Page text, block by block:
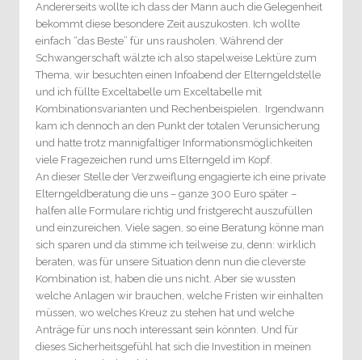
Andererseits wollte ich dass der Mann auch die Gelegenheit
bekommt diese besondere Zeit auszukosten. Ich wollte
einfach “das Beste” für uns rausholen. Während der
Schwangerschaft wälzte ich also stapelweise Lektüre zum
Thema, wir besuchten einen Infoabend der Elterngeldstelle
und ich füllte Exceltabelle um Exceltabelle mit
Kombinationsvarianten und Rechenbeispielen. Irgendwann
kam ich dennoch an den Punkt der totalen Verunsicherung
und hatte trotz mannigfaltiger Informationsmöglichkeiten
viele Fragezeichen rund ums Elterngeld im Kopf.
An dieser Stelle der Verzweiflung engagierte ich eine private
Elterngeldberatung die uns – ganze 300 Euro später –
halfen alle Formulare richtig und fristgerecht auszufüllen
und einzureichen. Viele sagen, so eine Beratung könne man
sich sparen und da stimme ich teilweise zu, denn: wirklich
beraten, was für unsere Situation denn nun die cleverste
Kombination ist, haben die uns nicht. Aber sie wussten
welche Anlagen wir brauchen, welche Fristen wir einhalten
müssen, wo welches Kreuz zu stehen hat und welche
Anträge für uns noch interessant sein könnten. Und für
dieses Sicherheitsgefühl hat sich die Investition in meinen